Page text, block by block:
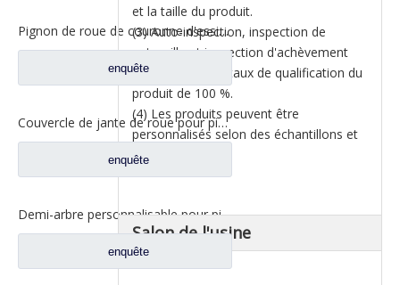
Pignon de roue de couronne d'essieu arrière 19/33 pour pièces de rechange Iveco Trcuk
enquête
Couvercle de jante de roue pour pièces de rechange de camion à benne Iveco 42118921
enquête
Demi-arbre personnalisable pour pièces de rechange de camion Iveco L=1215mm 42118097
enquête
et la taille du produit.
(3) Auto-inspection, inspection de
patrouille et inspection d'achèvement
pour garantir un taux de qualification du
produit de 100 %.
(4) Les produits peuvent être
personnalisés selon des échantillons et
des dessins.
Salon de l'usine